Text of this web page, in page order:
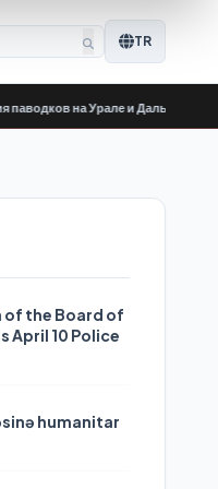
TR
на Урале и Дальнем Востоке
of the Board of
April 10 Police
humanitar